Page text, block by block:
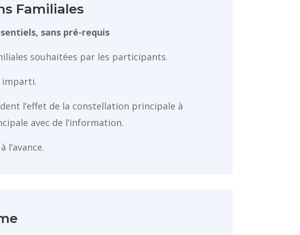
Familiales
sans pré-requis
souhaitées par les participants.
imparti.
l’effet de la constellation principale à
avec de l’information.
l’avance.